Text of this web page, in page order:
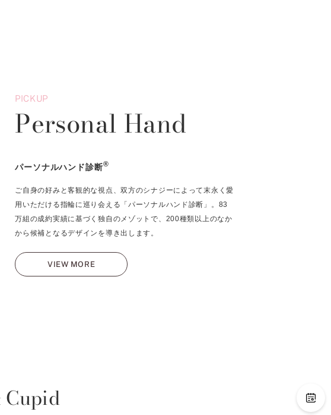
PICKUP
Personal Hand
パーソナルハンド診断®
ご自身の好みと客観的な視点、双方のシナジーによって末永く愛
用いただける指輪に巡り会える「パーソナルハンド診断」。83
万組の成約実績に基づく独自のメゾットで、200種類以上のなか
から候補となるデザインを導き出します。
VIEW MORE
Cupid